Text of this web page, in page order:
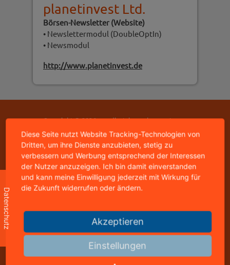
planetinvest Ltd.
Börsen-Newsletter (Website)
• Newslettermodul (DoubleOptIn)
• Newsmodul
http://www.planetinvest.de
Copyright © 2026 - mediastyle werbeagentur -
95326 kulmbach
home |impressum|datenschutz|kontakt
mediastyle werbeagentur
inhaber: jürgen stündl
buchbindergasse 4
telefon: +49 9221 823502
freecall: 0800 8288800
telefax: +49 9221 823502
Datenschutz
Diese Seite nutzt Website Tracking-Technologien von
Dritten, um ihre Dienste anzubieten, stetig zu
verbessern und Werbung entsprechend der Interessen
der Nutzer anzuzeigen. Ich bin damit einverstanden
und kann meine Einwilligung jederzeit mit Wirkung für
die Zukunft widerrufen oder ändern.
Akzeptieren
Einstellungen